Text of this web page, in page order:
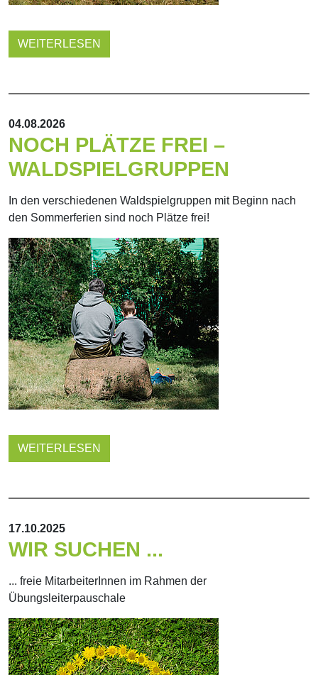
WEITERLESEN
04.08.2026
NOCH PLÄTZE FREI –
WALDSPIELGRUPPEN
In den verschiedenen Waldspielgruppen mit Beginn nach
den Sommerferien sind noch Plätze frei!
WEITERLESEN
17.10.2025
WIR SUCHEN ...
... freie MitarbeiterInnen im Rahmen der
Übungsleiterpauschale